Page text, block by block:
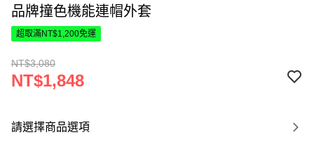
品牌撞色機能連帽外套
超取滿NT$1,200免運
NT$3,080
NT$1,848
請選擇商品選項